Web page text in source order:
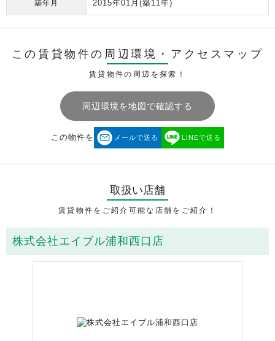
築年月 2015年01月 (築11年)
この賃貸物件の周辺環境・ アクセスマップ
賃貸物件の周辺を探索！
周辺環境を地図で確認する
この物件を メールで送る LINEで送る
取扱い店舗
賃貸物件をご紹介可能な店舗をご紹介！
株式会社エイブル浦和西口店